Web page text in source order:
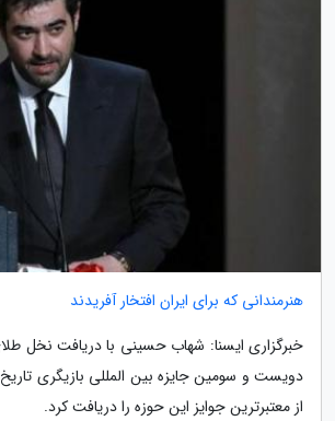
هنرمندانی که برای ایران افتخار آفریدند
خبرگزاری ایسنا: شهاب حسینی با دریافت نخل
دویست و سومین جایزه بین المللی بازیگری
از معتبرترین جوایز این حوزه را دریافت کرد.